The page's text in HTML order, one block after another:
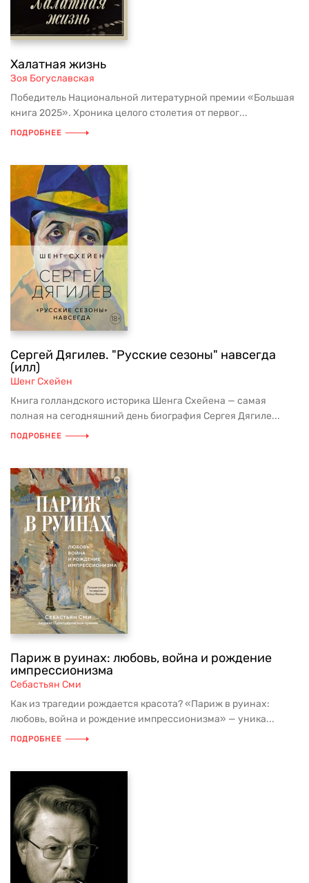
Халатная жизнь
Зоя Богуславская
Победитель Национальной литературной премии «Большая
книга 2025». Хроника целого столетия от первог...
ПОДРОБНЕЕ
Сергей Дягилев. "Русские сезоны" навсегда
(илл)
Шенг Схейен
Книга голландского историка Шенга Схейена — самая
полная на сегодняшний день биография Сергея Дягиле...
ПОДРОБНЕЕ
Париж в руинах: любовь, война и рождение
импрессионизма
Себастьян Сми
Как из трагедии рождается красота? «Париж в руинах:
любовь, война и рождение импрессионизма» — уника...
ПОДРОБНЕЕ